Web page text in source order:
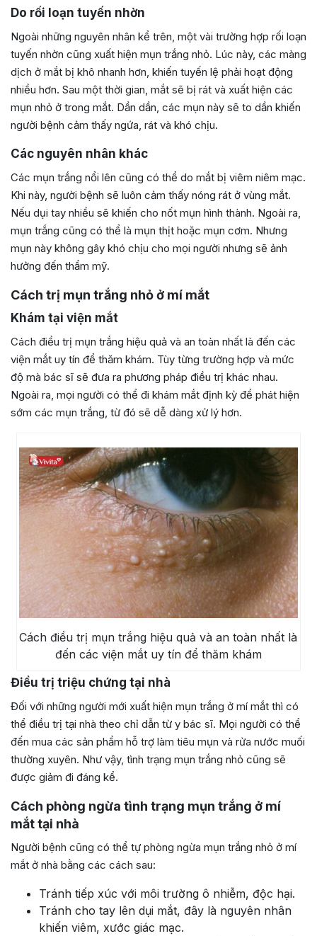
Do rối loạn tuyến nhờn
Ngoài những nguyên nhân kể trên, một vài trường hợp rối loạn
tuyến nhờn cũng xuất hiện mụn trắng nhỏ. Lúc này, các màng
dịch ở mắt bị khô nhanh hơn, khiến tuyến lệ phải hoạt động
nhiều hơn. Sau một thời gian, mắt sẽ bị rát và xuất hiện các
mụn nhỏ ở trong mắt. Dần dần, các mụn này sẽ to dần khiến
người bệnh cảm thấy ngứa, rát và khó chịu.
Các nguyên nhân khác
Các mụn trắng nổi lên cũng có thể do mắt bị viêm niêm mạc.
Khi này, người bệnh sẽ luôn cảm thấy nóng rát ở vùng mắt.
Nếu dụi tay nhiều sẽ khiến cho nốt mụn hình thành. Ngoài ra,
mụn trắng cũng có thể là mụn thịt hoặc mụn cơm. Nhưng
mụn này không gây khó chịu cho mọi người nhưng sẽ ảnh
hưởng đến thẩm mỹ.
Cách trị mụn trắng nhỏ ở mí mắt
Khám tại viện mắt
Cách điều trị mụn trắng hiệu quả và an toàn nhất là đến các
viện mắt uy tín để thăm khám. Tùy từng trường hợp và mức
độ mà bác sĩ sẽ đưa ra phương pháp điều trị khác nhau.
Ngoài ra, mọi người có thể đi khám mắt định kỳ để phát hiện
sớm các mụn trắng, từ đó sẽ dễ dàng xử lý hơn.
Cách điều trị mụn trắng hiệu quả và an toàn nhất là
đến các viện mắt uy tín để thăm khám
Điều trị triệu chứng tại nhà
Đối với những người mới xuất hiện mụn trắng ở mí mắt thì có
thể điều trị tại nhà theo chỉ dẫn từ y bác sĩ. Mọi người có thể
đến mua các sản phẩm hỗ trợ làm tiêu mụn và rửa nước muối
thường xuyên. Như vậy, tình trạng mụn trắng nhỏ cũng sẽ
được giảm đi đáng kể.
Cách phòng ngừa tình trạng mụn trắng ở mí
mắt tại nhà
Người bệnh cũng có thể tự phòng ngừa mụn trắng nhỏ ở mí
mắt ở nhà bằng các cách sau:
Tránh tiếp xúc với môi trường ô nhiễm, độc hại.
Tránh cho tay lên dụi mắt, đây là nguyên nhân
khiến viêm, xước giác mạc.